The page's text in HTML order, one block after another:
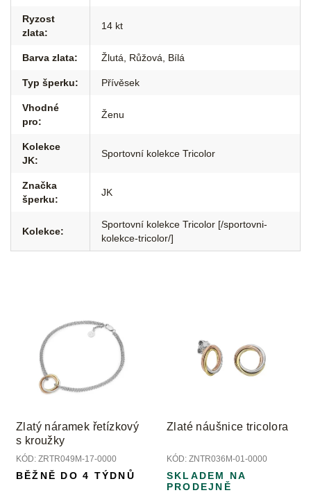
Ryzost
zlata:
14 kt
Barva zlata: Žlutá Růžová Bílá
Typ šperku: Přívěsek
Vhodné
pro:
Ženu
Kolekce
JK:
Sportovní kolekce Tricolor
Značka
šperku:
JK
Kolekce:
Sportovní kolekce Tricolor [/sportovni-
kolekce-tricolor/]
Zlatý náramek řetízkový
s kroužky
KÓD: ZRTR049M-17-0000
BĚŽNĚ DO 4 TÝDNŮ
Zlaté náušnice tricolora
KÓD: ZNTR036M-01-0000
SKLADEM NA
PRODEJNĚ